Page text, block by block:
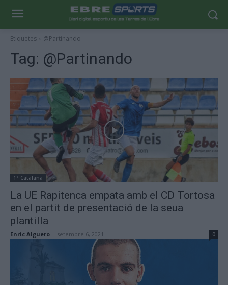
Etiquetes @Partinando
Tag: @Partinando
1ª Catalana
La UE Rapitenca empata amb el CD Tortosa
en el partit de presentació de la seua
plantilla
Enric Alguero setembre 6, 2021 0